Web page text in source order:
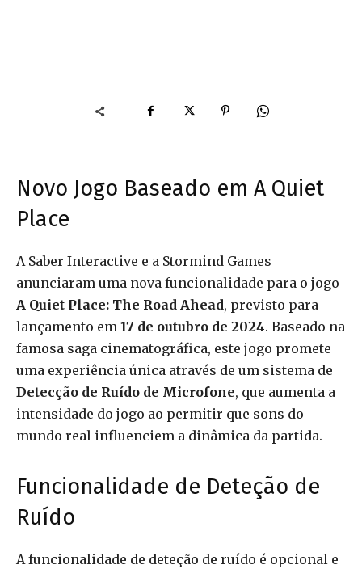
Novo Jogo Baseado em A Quiet
Place
A Saber Interactive e a Stormind Games
anunciaram uma nova funcionalidade para o jogo
A Quiet Place: The Road Ahead, previsto para
lançamento em 17 de outubro de 2024. Baseado na
famosa saga cinematográfica, este jogo promete
uma experiência única através de um sistema de
Detecção de Ruído de Microfone, que aumenta a
intensidade do jogo ao permitir que sons do
mundo real influenciem a dinâmica da partida.
Funcionalidade de Deteção de
Ruído
A funcionalidade de deteção de ruído é opcional e